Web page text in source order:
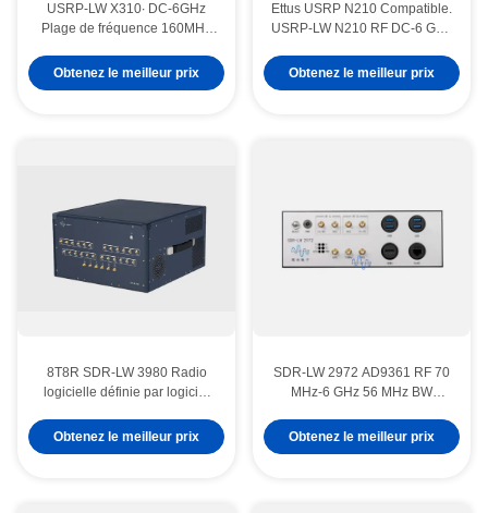
USRP-LW X310∙ DC-6GHz
Plage de fréquence 160MHz
Kintex-7 410T FPGA USRP
SDR
Obtenez le meilleur prix
Ettus USRP N210 Compatible.
USRP-LW N210 RF DC-6 GHz
Ethernet et le port d'expansion
MIMO USRP Le logiciel définit
Obtenez le meilleur prix
8T8R SDR-LW 3980 Radio
logicielle définie par logiciel
Obtenez le meilleur prix
SDR-LW 2972 AD9361 RF 70
MHz-6 GHz 56 MHz BW
USRP Intégré Dispositif radio
Obtenez le meilleur prix